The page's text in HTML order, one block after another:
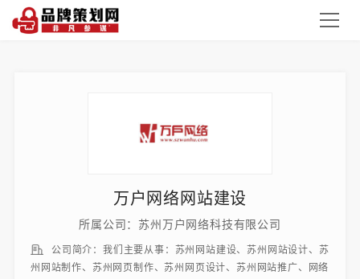
万户网络网站建设
所属公司：苏州万户网络科技有限公司
公司简介：我们主要从事：苏州网站建设、苏州网站设计、苏
州网站制作、苏州网页制作、苏州网页设计、苏州网站推广、网络